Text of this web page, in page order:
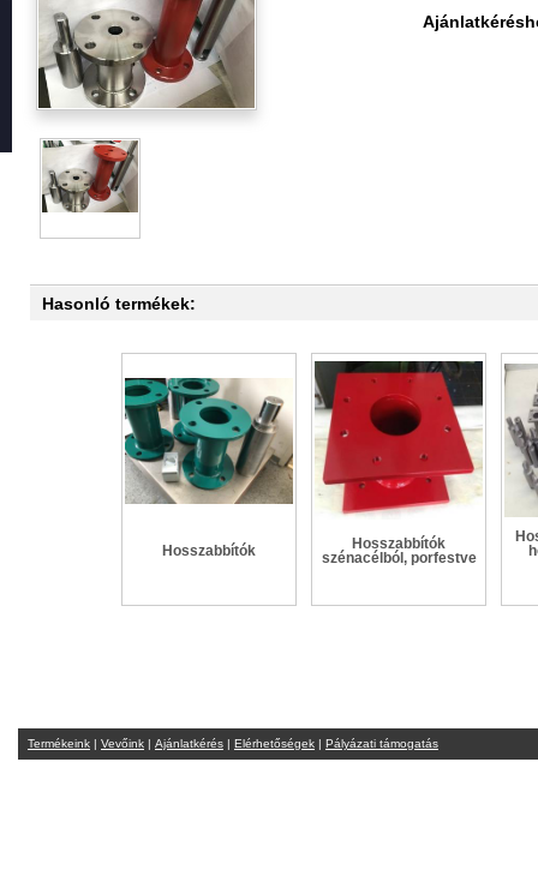
Hasonló termékek:
Hosszabbítók
Hosszabbítók
szénacélból, porfestve
Termékeink | Vevőink | Ajánlatkérés | Elérhetőségek | Pályázati támogatás